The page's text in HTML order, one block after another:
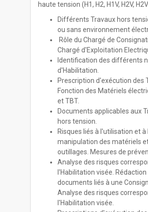
haute tension (H1, H2, H1V, H2V,
Différents Travaux hors
ou sans environnement
Rôle du Chargé de
Chargé d'Exploitation
Identification des différents
d'Habilitation.
Prescription d'exécution des
Fonction des Matériels
et TBT.
Documents applicables aux
hors tension.
Risques liés à l'utilisation et à
manipulation des matériels
outillages. Mesures de
Analyse des risques
l'Habilitation visée. Rédaction
documents liés à une
Analyse des risques
l'Habilitation visée.